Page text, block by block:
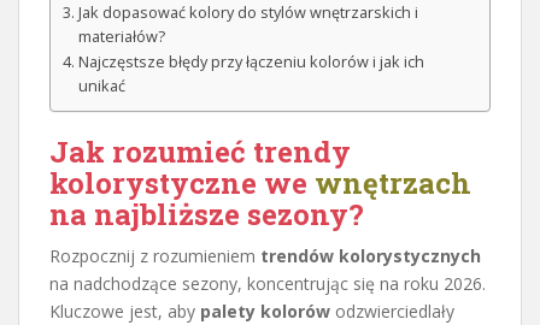
Jak dopasować kolory do stylów wnętrzarskich i
materiałów?
Najczęstsze błędy przy łączeniu kolorów i jak ich
unikać
Jak rozumieć trendy
kolorystyczne we wnętrzach
na najbliższe sezony?
Rozpocznij z rozumieniem trendów kolorystycznych
na nadchodzące sezony, koncentrując się na roku 2026.
Kluczowe jest, aby palety kolorów odzwierciedlały